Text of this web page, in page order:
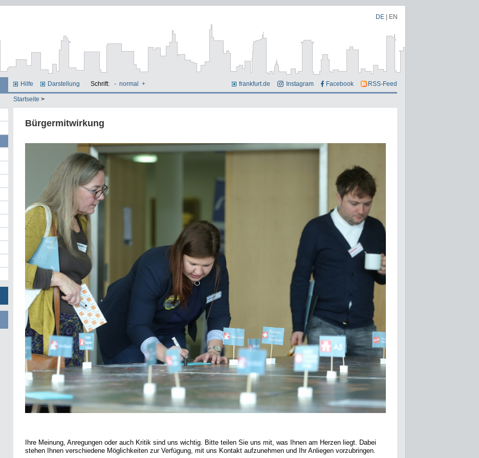
DE EN
Hilfe Darstellung Schrift: - normal + frankfurt.de Instagram Facebook RSS-Feed
Startseite >
Bürgermitwirkung
Ihre Meinung, Anregungen oder auch Kritik sind uns wichtig. Bitte teilen Sie uns mit, was Ihnen am Herzen liegt. Dabei
stehen Ihnen verschiedene Möglichkeiten zur Verfügung, mit uns Kontakt aufzunehmen und Ihr Anliegen vorzubringen.